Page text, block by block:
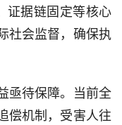
证据链固定等核心
社会监督，确保执
亟待保障。当前全
偿机制，受害人往